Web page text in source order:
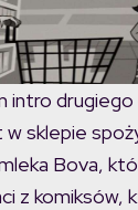
intro
sklepie
Bova,
z komiksów,